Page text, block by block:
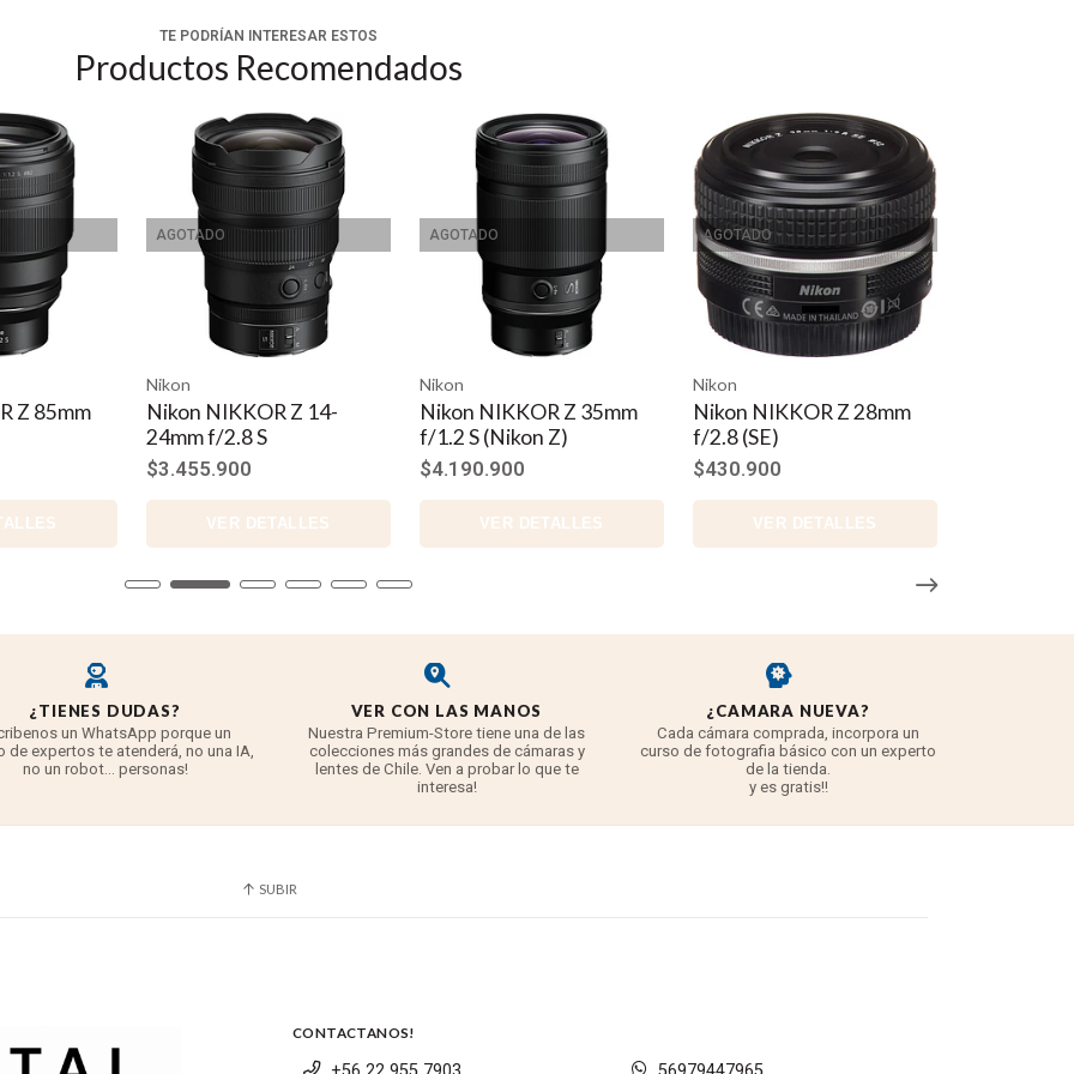
una profundidad de campo impresionantemente poco profunda para obtener efectos dramáticos de enfoque
poca luz.
TE PODRÍAN INTERESAR ESTOS
Productos Recomendados
Z 85mm
AGOTADO
Nikon
Nikon NIKKOR Z 14-
24mm f/2.8 S
$3.455.900
VER DETALLES
AGOTADO
Nikon
Nikon NIKKOR Z 35mm
f/1.2 S (Nikon Z)
$4.190.900
VER DETALLES
AGOTADO
Nikon
Nikon NIKKOR Z 28mm
f/2.8 (SE)
$430.900
VER DETALLES
¿TIENES DUDAS?
un WhatsApp porque un
de expertos te atenderá, no una IA,
no un robot... personas!
VER CON LAS MANOS
Nuestra Premium-Store tiene una de las
colecciones más grandes de cámaras y
lentes de Chile. Ven a probar lo que te
interesa!
¿CAMARA NUEVA?
Cada cámara comprada, incorpora un
curso de fotografia básico con un experto
de la tienda.
y es gratis!!
SUBIR
CONTACTANOS!